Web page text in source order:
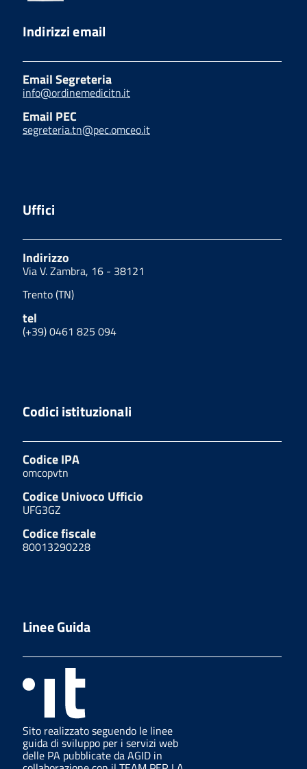
Indirizzi email
Email Segreteria
info@ordinemedicitn.it
Email PEC
segreteria.tn@pec.omceo.it
Uffici
Indirizzo
Via V. Zambra, 16 - 38121
Trento (TN)
tel
(+39) 0461 825 094
Codici istituzionali
Codice IPA
omcopvtn
Codice Univoco Ufficio
UFG3GZ
Codice fiscale
80013290228
Linee Guida
Sito realizzato seguendo le linee
guida di sviluppo per i servizi web
delle PA pubblicate da AGID in